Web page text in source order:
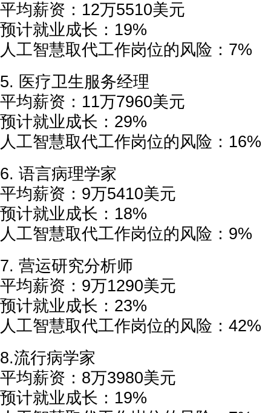
平均薪资：12万5510美元
预计就业成长：19%
人工智慧取代工作岗位的风险：7%
5. 医疗卫生服务经理
平均薪资：11万7960美元
预计就业成长：29%
人工智慧取代工作岗位的风险：16%
6. 语言病理学家
平均薪资：9万5410美元
预计就业成长：18%
人工智慧取代工作岗位的风险：9%
7. 营运研究分析师
平均薪资：9万1290美元
预计就业成长：23%
人工智慧取代工作岗位的风险：42%
8.流行病学家
平均薪资：8万3980美元
预计就业成长：19%